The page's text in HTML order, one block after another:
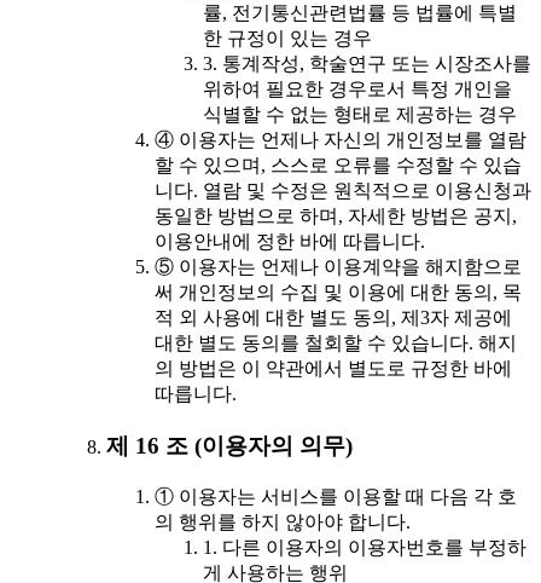
률, 전기통신관련법률 등 법률에 특별
한 규정이 있는 경우
3. 통계작성, 학술연구 또는 시장조사를
위하여 필요한 경우로서 특정 개인을
식별할 수 없는 형태로 제공하는 경우
④ 이용자는 언제나 자신의 개인정보를 열람
할 수 있으며, 스스로 오류를 수정할 수 있습
니다. 열람 및 수정은 원칙적으로 이용신청과
동일한 방법으로 하며, 자세한 방법은 공지,
이용안내에 정한 바에 따릅니다.
⑤ 이용자는 언제나 이용계약을 해지함으로
써 개인정보의 수집 및 이용에 대한 동의, 목
적 외 사용에 대한 별도 동의, 제3자 제공에
대한 별도 동의를 철회할 수 있습니다. 해지
의 방법은 이 약관에서 별도로 규정한 바에
따릅니다.
제 16 조 (이용자의 의무)
① 이용자는 서비스를 이용할 때 다음 각 호
의 행위를 하지 않아야 합니다.
1. 다른 이용자의 이용자번호를 부정하
게 사용하는 행위